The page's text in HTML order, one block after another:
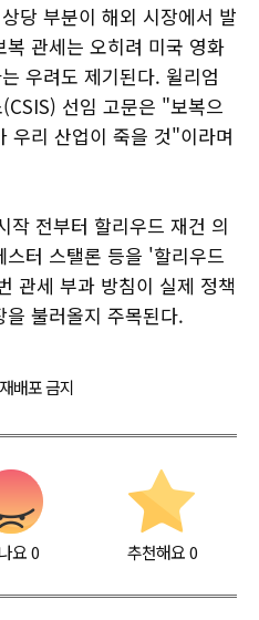
당 부분이 해외 시장에서 발
관세는 오히려 미국 영화
우려도 제기된다. 윌리엄
선임 고문은 "보복으
우리 산업이 죽을 것"이라며
작 전부터 할리우드 재건 의
터 스탤론 등을 '할리우드
관세 부과 방침이 실제 정책
불러올지 주목된다.
배포 금지
요0 추천해요 0